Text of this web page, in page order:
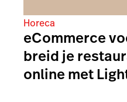
Horeca
eCommerce
breid je
online met